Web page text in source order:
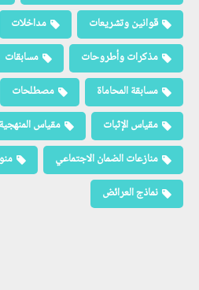
قوانين وتشريعات
مداخلات
مذكرات وأطروحات
مسابقات
مسابقة المحاماة
مصطلحات
مقياس الإثبات
مقياس المنهجية
منازعات الضمان الاجتماعي
نماذج العرائض